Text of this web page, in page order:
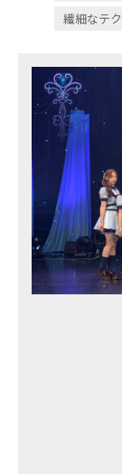
繊細なテ